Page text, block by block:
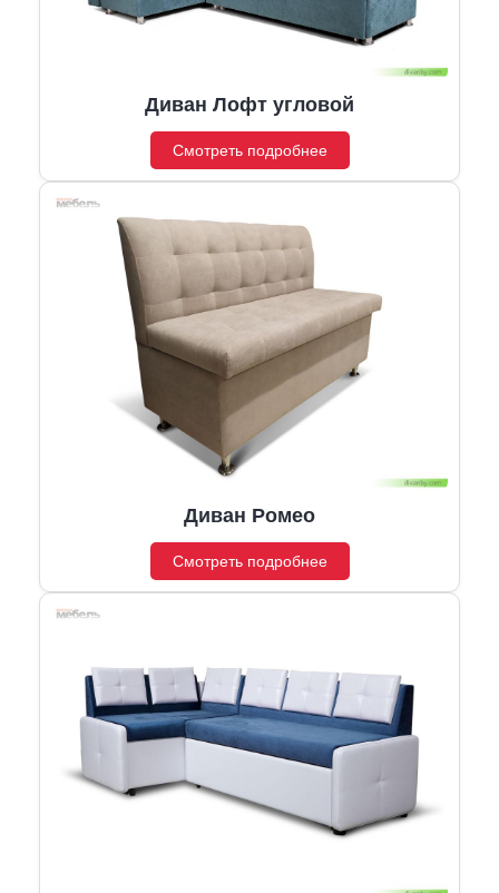
Диван Лофт угловой
Смотреть подробнее
Диван Ромео
Смотреть подробнее